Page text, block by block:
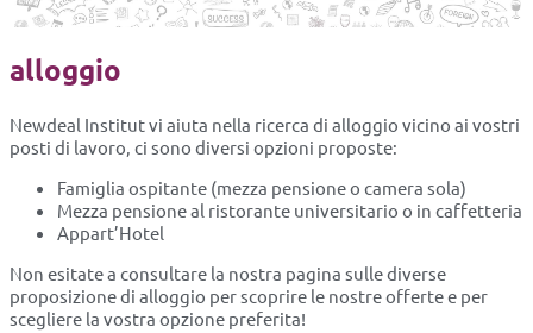
alloggio
Newdeal Institut vi aiuta nella ricerca di alloggio vicino ai vostri
posti di lavoro, ci sono diversi opzioni proposte:
Famiglia ospitante (mezza pensione o camera sola)
Mezza pensione al ristorante universitario o in caffetteria
Appart’Hotel
Non esitate a consultare la nostra pagina sulle diverse
proposizione di alloggio per scoprire le nostre offerte e per
scegliere la vostra opzione preferita!